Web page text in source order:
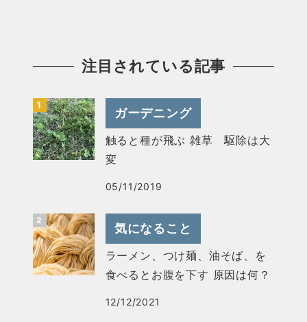
注目されている記事
ガーデニング
触ると種が飛ぶ 雑草 駆除は大
変
05/11/2019
気になること
ラーメン、つけ麺、油そば、を
食べるとお腹を下す 原因は何？
12/12/2021